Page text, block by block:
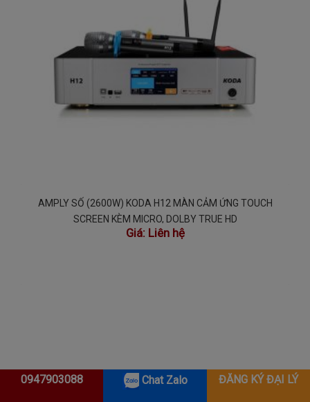
AMPLY SỐ (2600W) KODA H12 MÀN CẢM ỨNG TOUCH
SCREEN KÈM MICRO, DOLBY TRUE HD
Giá: Liên hệ
0947903088 Chat Zalo ĐĂNG KÝ ĐẠI LÝ